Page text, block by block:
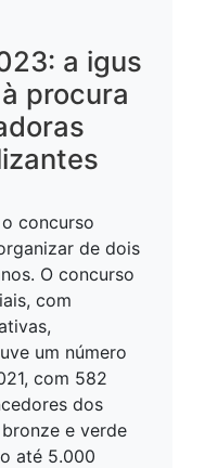
a igus
procura
concurso
de dois
O concurso
com
um número
com 582
dos
e verde
até 5.000